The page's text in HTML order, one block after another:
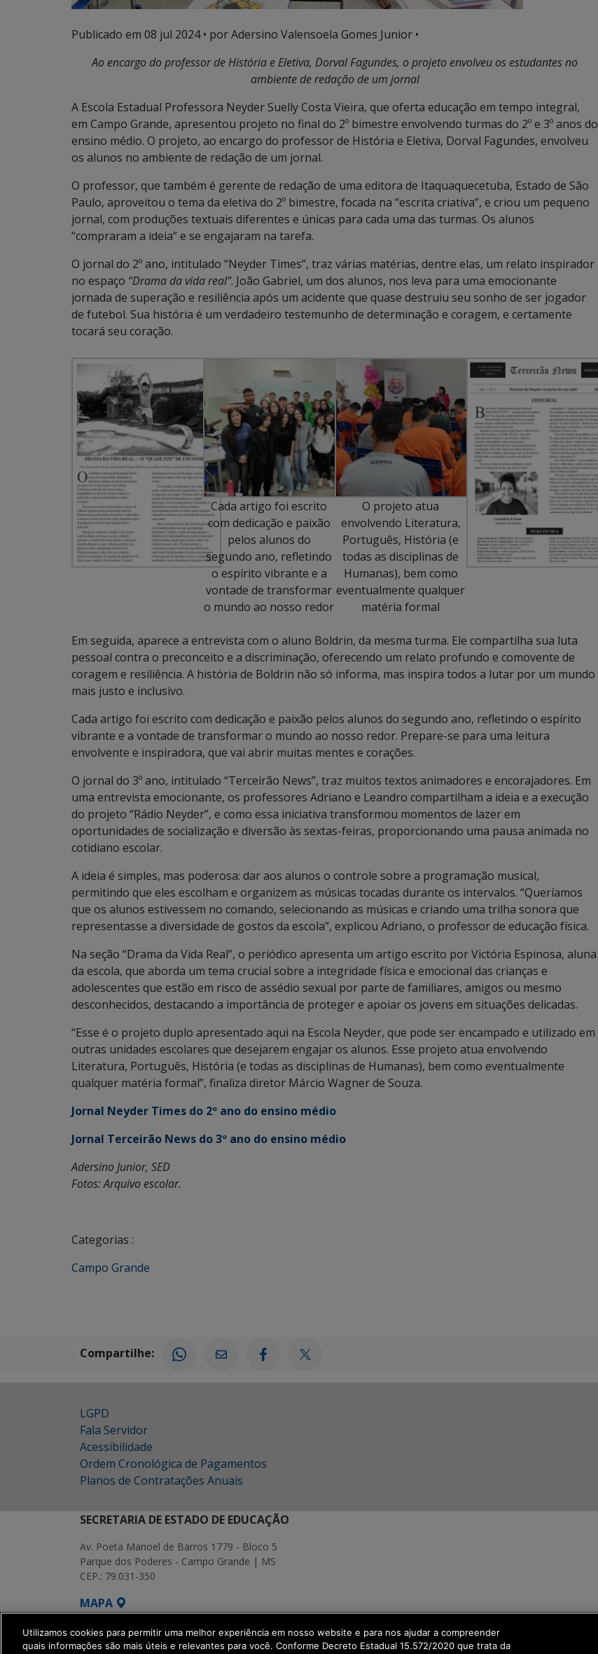
Publicado em 08 jul 2024• por Adersino Valensoela Gomes Junior •
Ao encargo do professor de História e Eletiva, Dorval Fagundes, o projeto envolveu os estudantes no
ambiente de redação de um jornal
A Escola Estadual Professora Neyder Suelly Costa Vieira, que oferta educação em tempo integral,
em Campo Grande, apresentou projeto no final do 2º bimestre envolvendo turmas do 2º e 3º anos do
ensino médio. O projeto, ao encargo do professor de História e Eletiva, Dorval Fagundes, envolveu
os alunos no ambiente de redação de um jornal.
O professor, que também é gerente de redação de uma editora de Itaquaquecetuba, Estado de São
Paulo, aproveitou o tema da eletiva do 2º bimestre, focada na “escrita criativa”, e criou um pequeno
jornal, com produções textuais diferentes e únicas para cada uma das turmas. Os alunos
“compraram a ideia” e se engajaram na tarefa.
O jornal do 2º ano, intitulado “Neyder Times”, traz várias matérias, dentre elas, um relato inspirador
no espaço “Drama da vida real”. João Gabriel, um dos alunos, nos leva para uma emocionante
jornada de superação e resiliência após um acidente que quase destruiu seu sonho de ser jogador
de futebol. Sua história é um verdadeiro testemunho de determinação e coragem, e certamente
tocará seu coração.
Cada artigo foi escrito
com dedicação e paixão
pelos alunos do
segundo ano, refletindo
o espírito vibrante e a
vontade de transformar
o mundo ao nosso redor
O projeto atua
envolvendo Literatura,
Português, História (e
todas as disciplinas de
Humanas), bem como
eventualmente qualquer
matéria formal
Em seguida, aparece a entrevista com o aluno Boldrin, da mesma turma. Ele compartilha sua luta
pessoal contra o preconceito e a discriminação, oferecendo um relato profundo e comovente de
coragem e resiliência. A história de Boldrin não só informa, mas inspira todos a lutar por um mundo
mais justo e inclusivo.
Cada artigo foi escrito com dedicação e paixão pelos alunos do segundo ano, refletindo o espírito
vibrante e a vontade de transformar o mundo ao nosso redor. Prepare-se para uma leitura
envolvente e inspiradora, que vai abrir muitas mentes e corações.
O jornal do 3º ano, intitulado “Terceirão News”, traz muitos textos animadores e encorajadores. Em
uma entrevista emocionante, os professores Adriano e Leandro compartilham a ideia e a execução
do projeto “Rádio Neyder”, e como essa iniciativa transformou momentos de lazer em
oportunidades de socialização e diversão às sextas-feiras, proporcionando uma pausa animada no
cotidiano escolar.
A ideia é simples, mas poderosa: dar aos alunos o controle sobre a programação musical,
permitindo que eles escolham e organizem as músicas tocadas durante os intervalos. “Queríamos
que os alunos estivessem no comando, selecionando as músicas e criando uma trilha sonora que
representasse a diversidade de gostos da escola”, explicou Adriano, o professor de educação física.
Na seção “Drama da Vida Real”, o periódico apresenta um artigo escrito por Victória Espinosa, aluna
da escola, que aborda um tema crucial sobre a integridade física e emocional das crianças e
adolescentes que estão em risco de assédio sexual por parte de familiares, amigos ou mesmo
desconhecidos, destacando a importância de proteger e apoiar os jovens em situações delicadas.
“Esse é o projeto duplo apresentado aqui na Escola Neyder, que pode ser encampado e utilizado em
outras unidades escolares que desejarem engajar os alunos. Esse projeto atua envolvendo
Literatura, Português, História (e todas as disciplinas de Humanas), bem como eventualmente
qualquer matéria formal”, finaliza diretor Márcio Wagner de Souza.
Jornal Neyder Times do 2º ano do ensino médio
Jornal Terceirão News do 3º ano do ensino médio
Adersino Junior, SED
Fotos: Arquivo escolar.
Categorias :
Campo Grande
Compartilhe:
LGPD
Fala Servidor
Acessibilidade
Ordem Cronológica de Pagamentos
Planos de Contratações Anuais
SECRETARIA DE ESTADO DE EDUCAÇÃO
Av. Poeta Manoel de Barros 1779 - Bloco 5
Parque dos Poderes - Campo Grande | MS
CEP.: 79.031-350
MAPA
SETDIG | Secretaria-Executiva de Transformação Digital
Utilizamos cookies para permitir uma melhor experiência em nosso website e para nos ajudar a compreender
quais informações são mais úteis e relevantes para você. Conforme Decreto Estadual 15.572/2020 que trata da